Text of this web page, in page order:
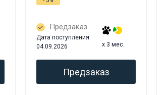
Предзаказ
Дата поступления:
04.09.2026
x 3 мес.
Предзаказ